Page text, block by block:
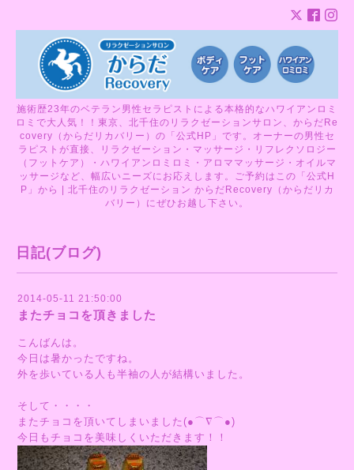
施術歴23年のベテラン男性セラピストによる本格的なハワイアンロミ
ロミで大人気！！東京、北千住のリラクゼーションサロン、からだRe
covery（からだリカバリー）の「公式HP」です。オーナーの男性セ
ラピストが直接、リラクゼーション・マッサージ・リフレクソロジー
（フットケア）・ハワイアンロミロミ・アロママッサージ・オイルマ
ッサージなど、幅広いニーズにお応えします。ご予約はこの「公式H
P」から | 北千住のリラクゼーション からだRecovery（からだリカ
バリー）にぜひお越し下さい。
日記(ブログ)
2014-05-11 21:50:00
またチョコを頂きました
こんばんは。
今日は暑かったですね。
外を歩いている人も半袖の人が結構いました。
そして・・・・
またチョコを頂いてしまいました(●⌒∇⌒●)
今日もチョコを美味しくいただきます！！